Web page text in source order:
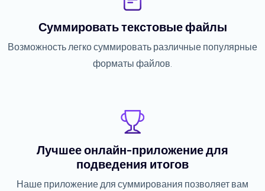
Суммировать текстовые файлы
Возможность легко суммировать различные популярные
форматы файлов.
Лучшее онлайн-приложение для
подведения итогов
Наше приложение для суммирования позволяет вам